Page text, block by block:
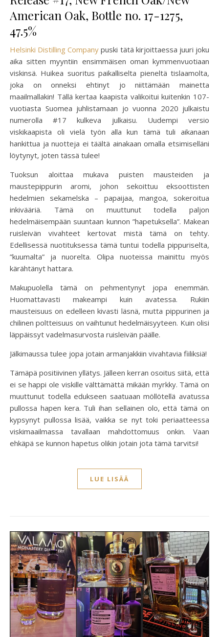
American Oak, Bottle no. 17-1275,
47.5%
Helsinki Distilling Company puski tätä kirjoittaessa juuri joku
aika sitten myyntiin ensimmäisen oman kymmenvuotiaan
viskinsä. Huikea suoritus paikalliselta pieneltä tislaamolta,
joka on onneksi ehtinyt jo niittämään mainetta
maailmallakin! Tällä kertaa kaapista valikoitui kuitenkin 107-
vuotiasta Suomea juhlistamaan jo vuonna 2020 julkaistu
numerolla #17 kulkeva julkaisu. Uudempi versio
viskikaapista oli vielä työn alla kun tämä tuli aikanaan
hankittua ja nuotteja ei täältä ainakaan omalla etsimiselläni
löytynyt, joten tässä tulee!
Tuoksun aloittaa mukava puisten mausteiden ja
maustepippurin aromi, johon sekoittuu eksoottisten
hedelmien sekamelska – papaijaa, mangoa, sokeroitua
inkivääriä. Tämä on muuttunut todella paljon
hedelmäisempään suuntaan kunnon ”hapetuksella”. Makean
ruisleivän vivahteet kertovat mistä tämä on tehty.
Edellisessä nuotituksessa tämä tuntui todella pippuriselta,
”kuumalta” ja nuorelta. Olipa nuoteissa mainittu myös
kärähtänyt hattara.
Makupuolella tämä on pehmentynyt jopa enemmän.
Huomattavasti makeampi kuin avatessa. Rukiin
mausteisuus on edelleen kivasti läsnä, mutta pippurinen ja
chilinen poltteisuus on vaihtunut hedelmäisyyteen. Kuin olisi
läppäissyt vadelmasurvosta ruisleivän päälle.
Jälkimaussa tulee jopa jotain armanjakkiin vivahtavia fiiliksiä!
Tämäpä positiivinen yllätys. Jälleen kerran osoitus siitä, että
ei se happi ole viskille välttämättä mikään myrkky. Tämä on
muuttunut todella edukseen saatuaan möllötellä avatussa
pullossa hapen kera. Tuli ihan sellainen olo, että tämä on
kypsynyt pullossa lisää, vaikka se nyt toki periaatteessa
viskimaailmassa tavallaan mahdottomuus onkin. Vaan
ehkäpä se kunnon hapetus olikin jotain jota tämä tarvitsi!
LUE LISÄÄ